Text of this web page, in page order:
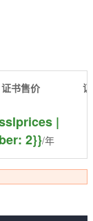
证书售价
|
2}}/年